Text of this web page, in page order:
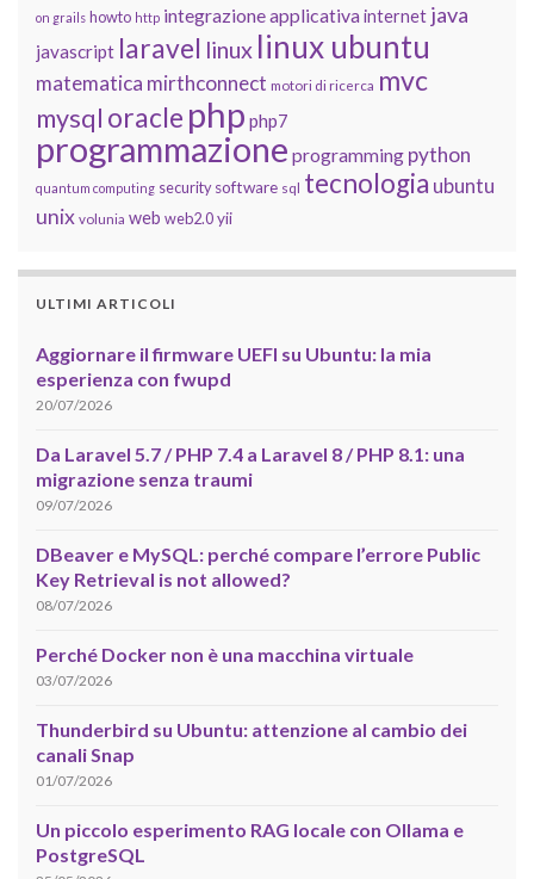
on grails howto http integrazione applicativainternet java
javascript laravel linux linux ubuntu
matematica mirthconnect motori di ricerca mvc
mysql oracle php php7
programmazione programming python
quantum computing security software sql tecnologia ubuntu
unix volunia web web2.0 yii
ULTIMI ARTICOLI
Aggiornare il firmware UEFI su Ubuntu: la mia
esperienza con fwupd
20/07/2026
Da Laravel 5.7 / PHP 7.4 a Laravel 8 / PHP 8.1: una
migrazione senza traumi
09/07/2026
DBeaver e MySQL: perché compare l’errore Public
Key Retrieval is not allowed?
08/07/2026
Perché Docker non è una macchina virtuale
03/07/2026
Thunderbird su Ubuntu: attenzione al cambio dei
canali Snap
01/07/2026
Un piccolo esperimento RAG locale con Ollama e
PostgreSQL